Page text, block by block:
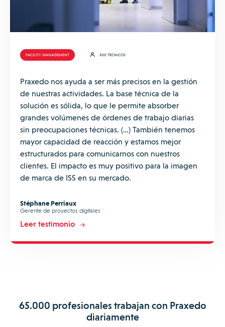
FACILITY MANAGEMENT 300 TÉCNICOS
Praxedo nos ayuda a ser más precisos en la gestión
de nuestras actividades. La base técnica de la
solución es sólida, lo que le permite absorber
grandes volúmenes de órdenes de trabajo diarias
sin preocupaciones técnicas. (…) También tenemos
mayor capacidad de reacción y estamos mejor
estructurados para comunicarnos con nuestros
clientes. El impacto es muy positivo para la imagen
de marca de ISS en su mercado.
Stéphane Perriaux
Gerente de proyectos digitales
Leer testimonio
65.000 profesionales trabajan con Praxedo
diariamente